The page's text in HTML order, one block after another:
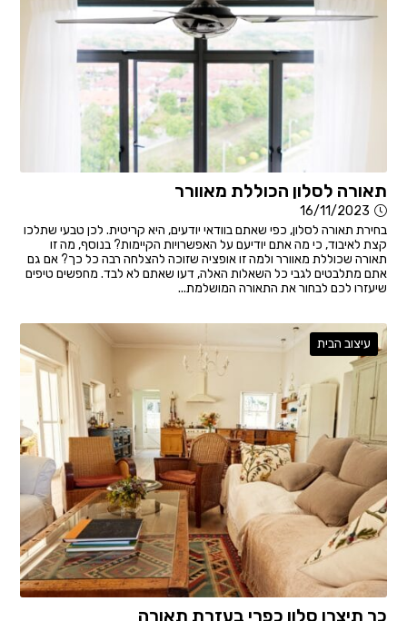
תאורה לסלון הכוללת מאוורר
16/11/2023
בחירת תאורה לסלון, כפי שאתם בוודאי יודעים, היא קריטית. לכן טבעי שתלכו
קצת לאיבוד, כי מה אתם יודיעם על האפשרויות הקיימות? בנוסף, מה זו
תאורה שכוללת מאוורר ולמה זו אופציה שזוכה להצלחה רבה כל כך? אם גם
אתם מתלבטים לגבי כל השאלות האלה, דעו שאתם לא לבד. מחפשים טיפים
שיעזרו לכם לבחור את התאורה המושלמת...
עיצוב הבית
כך תיצרו סלון כפרי בעזרת תאורה